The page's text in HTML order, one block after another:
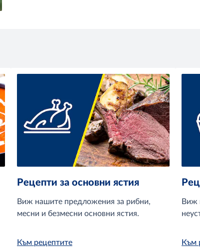
Рецепти за основни ястия
Виж нашите предложения за рибни,
месни и безмесни основни ястия.
Към рецептите
Виж
Към